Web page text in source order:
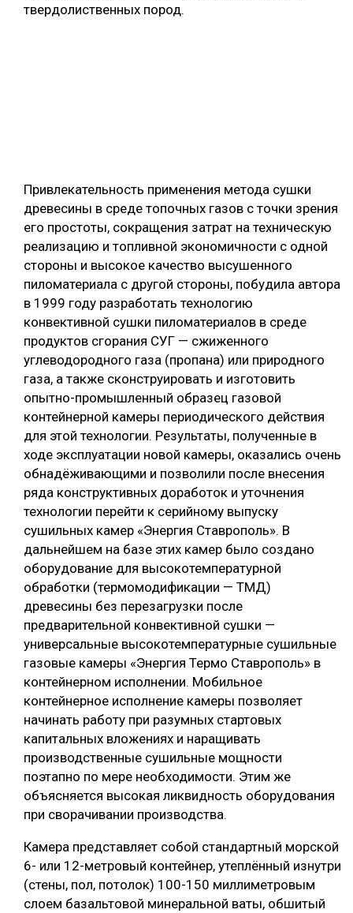
твердолиственных пород.
Привлекательность применения метода сушки
древесины в среде топочных газов с точки зрения
его простоты, сокращения затрат на техническую
реализацию и топливной экономичности с одной
стороны и высокое качество высушенного
пиломатериала с другой стороны, побудила автора
в 1999 году разработать технологию
конвективной сушки пиломатериалов в среде
продуктов сгорания СУГ — сжиженного
углеводородного газа (пропана) или природного
газа, а также сконструировать и изготовить
опытно-промышленный образец газовой
контейнерной камеры периодического действия
для этой технологии. Результаты, полученные в
ходе эксплуатации новой камеры, оказались очень
обнадёживающими и позволили после внесения
ряда конструктивных доработок и уточнения
технологии перейти к серийному выпуску
сушильных камер «Энергия Ставрополь». В
дальнейшем на базе этих камер было создано
оборудование для высокотемпературной
обработки (термомодификации — ТМД)
древесины без перезагрузки после
предварительной конвективной сушки —
универсальные высокотемпературные сушильные
газовые камеры «Энергия Термо Ставрополь» в
контейнерном исполнении. Мобильное
контейнерное исполнение камеры позволяет
начинать работу при разумных стартовых
капитальных вложениях и наращивать
производственные сушильные мощности
поэтапно по мере необходимости. Этим же
объясняется высокая ликвидность оборудования
при сворачивании производства.
Камера представляет собой стандартный морской
6- или 12-метровый контейнер, утеплённый изнутри
(стены, пол, потолок) 100-150 миллиметровым
слоем базальтовой минеральной ваты, обшитый